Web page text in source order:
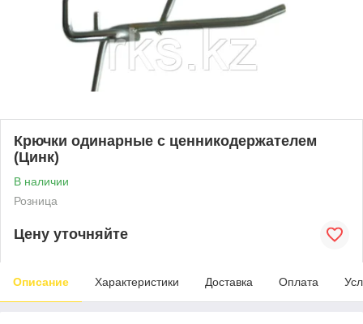
Крючки одинарные с ценникодержателем
(Цинк)
В наличии
Розница
Цену уточняйте
Описание Характеристики Доставка Оплата